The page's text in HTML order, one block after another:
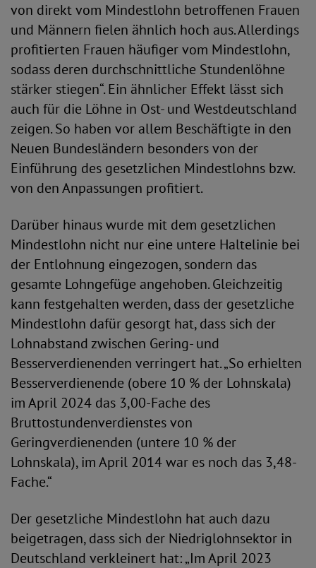
von direkt vom Mindestlohn betroffenen Frauen
und Männern fielen ähnlich hoch aus. Allerdings
profitierten Frauen häufiger vom Mindestlohn,
sodass deren durchschnittliche Stundenlöhne
stärker stiegen“. Ein ähnlicher Effekt lässt sich
auch für die Löhne in Ost- und Westdeutschland
zeigen. So haben vor allem Beschäftigte in den
Neuen Bundesländern besonders von der
Einführung des gesetzlichen Mindestlohns bzw.
von den Anpassungen profitiert.
Darüber hinaus wurde mit dem gesetzlichen
Mindestlohn nicht nur eine untere Haltelinie bei
der Entlohnung eingezogen, sondern das
gesamte Lohngefüge angehoben. Gleichzeitig
kann festgehalten werden, dass der gesetzliche
Mindestlohn dafür gesorgt hat, dass sich der
Lohnabstand zwischen Gering- und
Besserverdienenden verringert hat. „So erhielten
Besserverdienende (obere 10 % der Lohnskala)
im April 2024 das 3,00-Fache des
Bruttostundenverdienstes von
Geringverdienenden (untere 10 % der
Lohnskala), im April 2014 war es noch das 3,48-
Fache.“
Der gesetzliche Mindestlohn hat auch dazu
beigetragen, dass sich der Niedriglohnsektor in
Deutschland verkleinert hat: „Im April 2023